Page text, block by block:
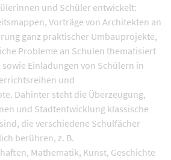
und Schüler entwickelt:
Vorträge von Architekten an
ganz praktischer Umbauprojekte,
Probleme an Schulen thematisiert
Einladungen von Schülern in
und
Dahinter steht die Überzeugung,
und Stadtentwicklung klassische
die verschiedene Schulfächer
berühren, z. B.
Mathematik, Kunst, Geschichte